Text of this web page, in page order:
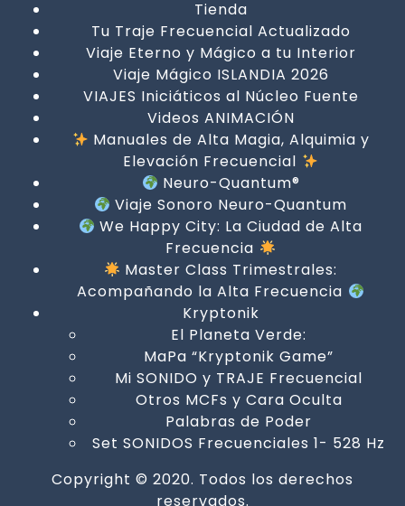
Tienda
Tu Traje Frecuencial Actualizado
Viaje Eterno y Mágico a tu Interior
Viaje Mágico ISLANDIA 2026
VIAJES Iniciáticos al Núcleo Fuente
Videos ANIMACIÓN
Manuales de Alta Magia, Alquimia y
Elevación Frecuencial
Neuro-Quantum®
Viaje Sonoro Neuro-Quantum
We Happy City: La Ciudad de Alta
Frecuencia
Master Class Trimestrales:
Acompañando la Alta Frecuencia
Kryptonik
El Planeta Verde:
MaPa “Kryptonik Game”
Mi SONIDO y TRAJE Frecuencial
Otros MCFs y Cara Oculta
Palabras de Poder
Set SONIDOS Frecuenciales 1- 528 Hz
Copyright © 2020. Todos los derechos
reservados.